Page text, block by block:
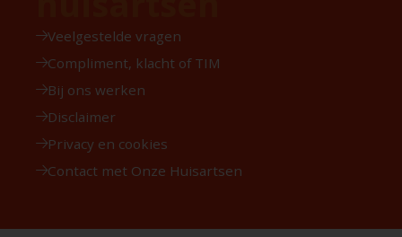
Veelgestelde vragen
Compliment, klacht of TIM
Bij ons werken
Disclaimer
Privacy en cookies
Contact met Onze Huisartsen